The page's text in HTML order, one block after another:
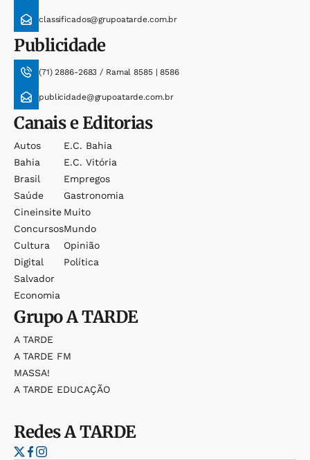
classificados@grupoatarde.com.br
Publicidade
(71) 2886-2683 / Ramal 8585 | 8586
publicidade@grupoatarde.com.br
Canais e Editorias
Autos
Bahia
Brasil
Saúde
Cineinsite
Concursos
Cultura
Digital
Salvador
Economia
E.c. Bahia
E.c. Vitória
Empregos
Gastronomia
Muito
Mundo
Opinião
Política
GrupoA TARDE
A TARDE
A TARDE FM
MASSA!
A TARDE EDUCAÇÃO
RedesA TARDE